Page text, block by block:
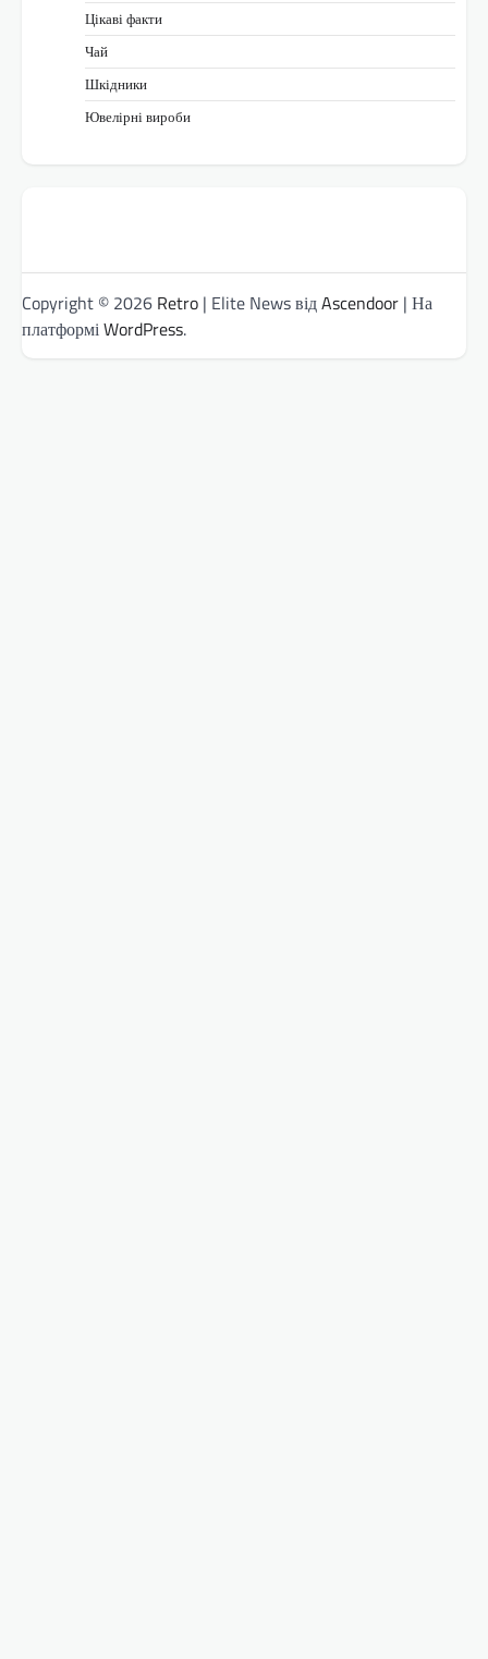
Цікаві факти
Чай
Шкідники
Ювелірні вироби
Copyright © 2026 Retro | Elite News відAscendoor | На
платформіWordPress.